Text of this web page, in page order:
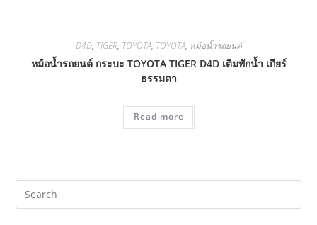
D4D, TIGER, TOYOTA, TOYOTA, หม้อน้ำรถยนต์
หม้อน้ำรถยนต์ กระบะ TOYOTA TIGER D4D เติมพักน้ำ เกียร์
ธรรมดา
Read more